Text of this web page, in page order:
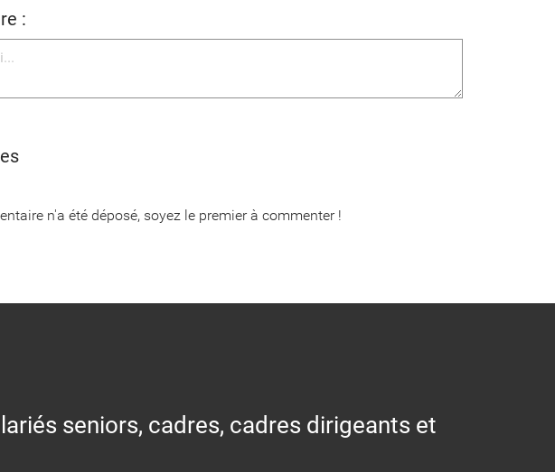
:
n'a été déposé, soyez le premier à commenter !
seniors, cadres, cadres dirigeants et